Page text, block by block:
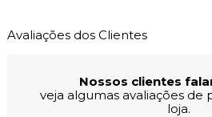
Avaliações dos Clientes
Nossos clientes
veja algumas avaliações de
loja.